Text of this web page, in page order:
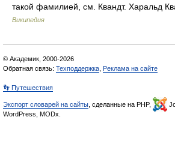
такой фамилией, см. Квандт. Харальд
Википедия
© Академик, 2000-2026
Обратная связь: Техподдержка Реклама на сайте
👣 Путешествия
Экспорт словарей на сайты , сделанные на PHP,
WordPress, MODx.